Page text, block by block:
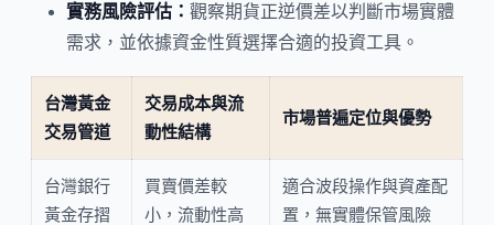
實務風險評估： 觀察期貨正逆價差以判斷市場實體
需求，並依據資金性質選擇合適的投資工具。
台灣黃金
交易管道
交易成本與流
動性結構
市場普遍定位與優勢
台灣銀行
黃金存摺
買賣價差較
小，流動性高
適合波段操作與資產配
置，無實體保管風險